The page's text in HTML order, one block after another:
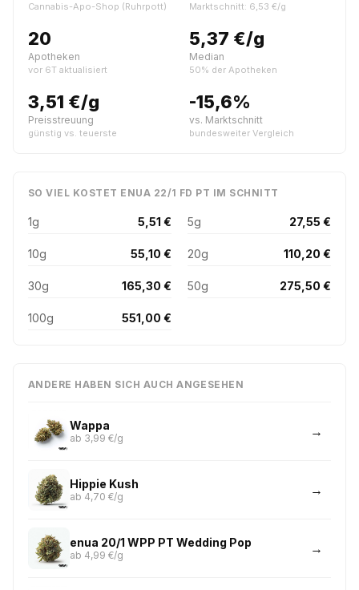
Cannabis-Apo-Shop (Ruhrpott) Marktschnitt: 6,53 €/g
20
Apotheken
vor 6T aktualisiert
5,37 €/g
Median
50% der Apotheken
3,51 €/g
Preisstreuung
günstig vs. teuerste
-15,6%
vs. Marktschnitt
bundesweiter Vergleich
SO VIEL KOSTET ENUA 22/1 FD PT IM SCHNITT
1g 5,51 € 5g 27,55 €
10g 55,10 € 20g 110,20 €
30g 165,30 € 50g 275,50 €
100g 551,00 €
ANDERE HABEN SICH AUCH ANGESEHEN
Wappa
ab 3,99 €/g
Hippie Kush
ab 4,70 €/g
enua 20/1 WPP PT Wedding Pop
ab 4,99 €/g